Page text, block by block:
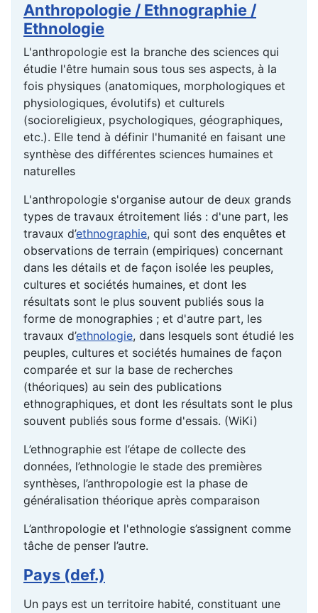
Anthropologie / Ethnographie /
Ethnologie
L'anthropologie est la branche des sciences qui
étudie l'être humain sous tous ses aspects, à la
fois physiques (anatomiques, morphologiques et
physiologiques, évolutifs) et culturels
(socioreligieux, psychologiques, géographiques,
etc.). Elle tend à définir l'humanité en faisant une
synthèse des différentes sciences humaines et
naturelles
L'anthropologie s'organise autour de deux grands
types de travaux étroitement liés : d'une part, les
travaux d’ethnographie, qui sont des enquêtes et
observations de terrain (empiriques) concernant
dans les détails et de façon isolée les peuples,
cultures et sociétés humaines, et dont les
résultats sont le plus souvent publiés sous la
forme de monographies ; et d'autre part, les
travaux d’ethnologie, dans lesquels sont étudié les
peuples, cultures et sociétés humaines de façon
comparée et sur la base de recherches
(théoriques) au sein des publications
ethnographiques, et dont les résultats sont le plus
souvent publiés sous forme d'essais. (WiKi)
L’ethnographie est l’étape de collecte des
données, l’ethnologie le stade des premières
synthèses, l’anthropologie est la phase de
généralisation théorique après comparaison
L’anthropologie et l'ethnologie s’assignent comme
tâche de penser l’autre.
Pays (def.)
Un pays est un territoire habité, constituant une